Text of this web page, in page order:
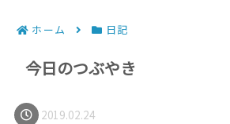
ホーム 日記
今日のつぶやき
2019.02.24